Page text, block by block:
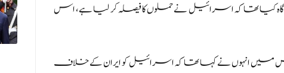
کیا تھا کہ اسرائیل نے حملوں کا فیصلہ کر لیا ہے، اس
انہوں نے کہا تھا کہ اسرائیل کو ایران کے خلاف